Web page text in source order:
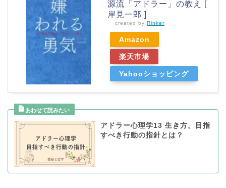
源流「アドラー」の教え [
岸見一郎 ]
created by Rinker
Amazon
楽天市場
Yahooショッピング
アドラー心理学13 生き方。目指
すべき行動の指針とは？